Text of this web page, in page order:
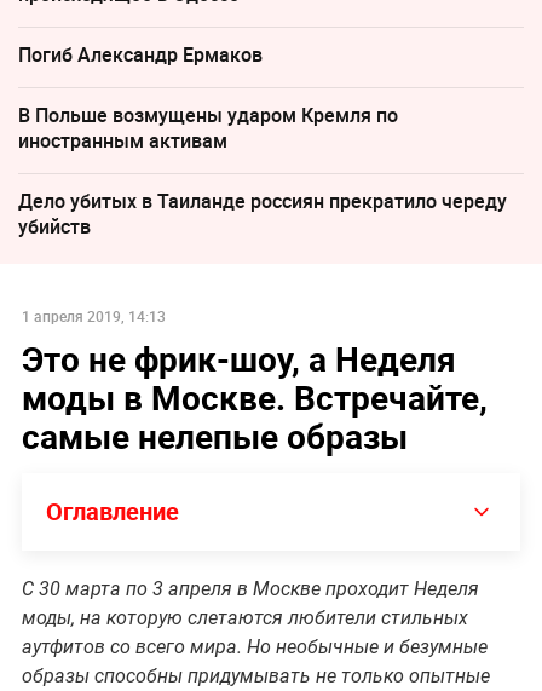
Погиб Александр Ермаков
В Польше возмущены ударом Кремля по
иностранным активам
Дело убитых в Таиланде россиян прекратило череду
убийств
1 апреля 2019, 14:13
Это не фрик-шоу, а Неделя
моды в Москве. Встречайте,
самые нелепые образы
Оглавление
С 30 марта по 3 апреля в Москве проходит Неделя
моды, на которую слетаются любители стильных
аутфитов со всего мира. Но необычные и безумные
образы способны придумывать не только опытные